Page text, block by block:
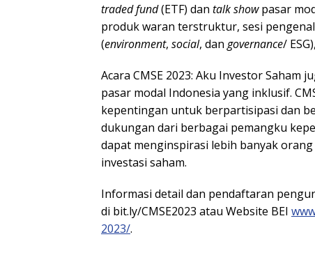
traded fund(ETF) dan talk showpasar
produk waran terstruktur, sesi
(environment, social, dan governance/
Acara CMSE 2023: Aku Investor
pasar modal Indonesia yang inklusif.
kepentingan untuk berpartisipasi dan
dukungan dari berbagai pemangku
dapat menginspirasi lebih banyak
investasi saham.
Informasi detail dan pendaftaran
di bit.ly/CMSE2023 atau Website BEI
2023/.